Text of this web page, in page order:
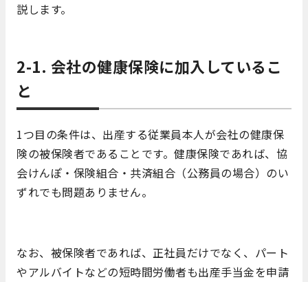
説します。
2-1. 会社の健康保険に加入しているこ
と
1つ目の条件は、出産する従業員本人が会社の健康保
険の被保険者であることです。健康保険であれば、協
会けんぽ・保険組合・共済組合（公務員の場合）のい
ずれでも問題ありません。
なお、被保険者であれば、正社員だけでなく、パート
やアルバイトなどの短時間労働者も出産手当金を申請